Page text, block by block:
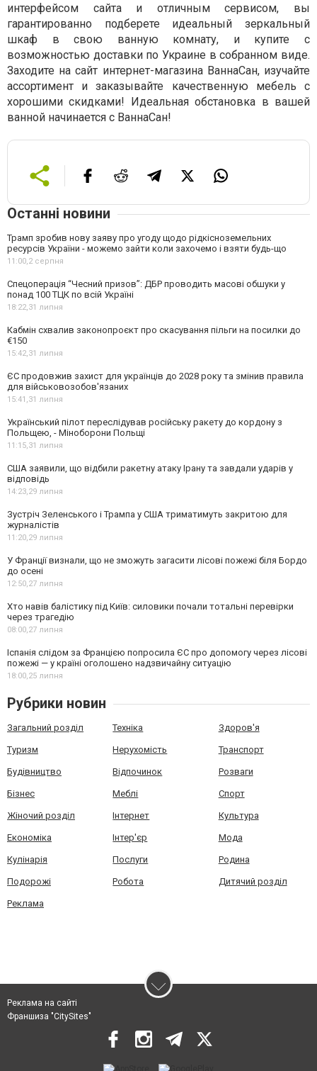
интерфейсом сайта и отличным сервисом, вы
гарантированно подберете идеальный зеркальный
шкаф в свою ванную комнату, и купите с
возможностью доставки по Украине в собранном виде.
Заходите на сайт интернет-магазина ВаннаСан, изучайте
ассортимент и заказывайте качественную мебель с
хорошими скидками! Идеальная обстановка в вашей
ванной начинается с ВаннаСан!
Останні новини
Трамп зробив нову заяву про угоду щодо рідкісноземельних
ресурсів України - можемо зайти коли захочемо і взяти будь-що
11:00,2 серпня
Спецоперація “Чесний призов”: ДБР проводить масові обшуки у
понад 100 ТЦК по всій Україні
18:22,31 липня
Кабмін схвалив законопроєкт про скасування пільги на посилки до
€150
15:42,31 липня
ЄС продовжив захист для українців до 2028 року та змінив правила
для військовозобов'язаних
15:41,31 липня
Український пілот переслідував російську ракету до кордону з
Польщею, - Міноборони Польщі
11:15,31 липня
США заявили, що відбили ракетну атаку Ірану та завдали ударів у
відповідь
14:23,29 липня
Зустріч Зеленського і Трампа у США триматимуть закритою для
журналістів
11:20,29 липня
У Франції визнали, що не зможуть загасити лісові пожежі біля Бордо
до осені
12:50,27 липня
Хто навів балістику під Київ: силовики почали тотальні перевірки
через трагедію
08:00,27 липня
Іспанія слідом за Францією попросила ЄС про допомогу через лісові
пожежі — у країні оголошено надзвичайну ситуацію
18:00,25 липня
Рубрики новин
Загальний розділ Техніка Здоров'я
Туризм Нерухомість Транспорт
Будівництво Відпочинок Розваги
Бізнес Меблі Спорт
Жіночий розділ Інтернет Культура
Економіка Інтер'єр Мода
Кулінарія Послуги Родина
Подорожі Робота Дитячий розділ
Реклама
Реклама на сайті
Франшиза "CitySites"